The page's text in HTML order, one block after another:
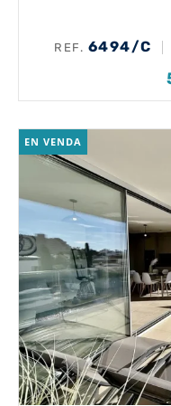
REF. 6494/C
EN VENDA